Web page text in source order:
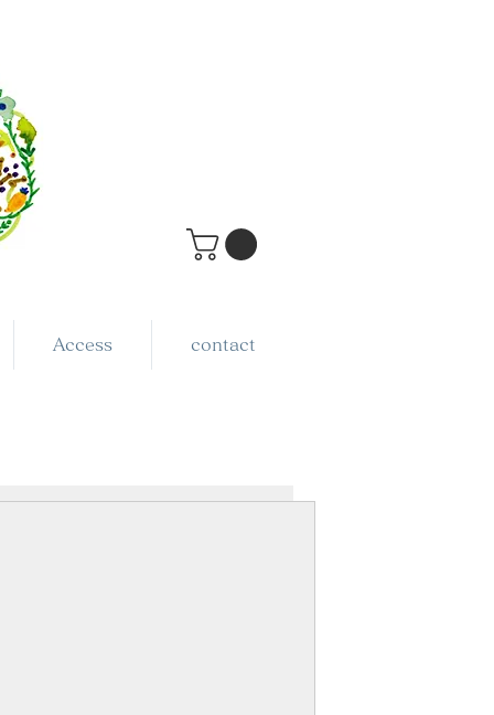
Access contact